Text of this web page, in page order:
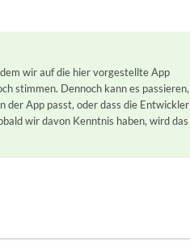
wir auf die hier vorgestellte App
stimmen. Dennoch kann es passieren,
der App passt, oder dass die Entwickler
wir davon Kenntnis haben, wird das